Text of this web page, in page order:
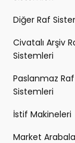
Diğer Raf
Civatalı Arşiv
Sistemleri
Paslanmaz Raf
Sistemleri
İstif Makineleri
Market